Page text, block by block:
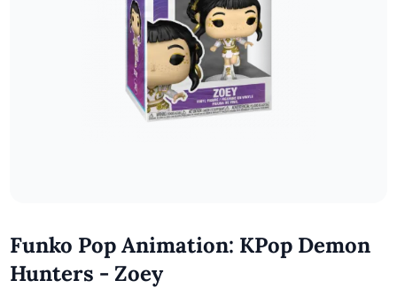
Funko Pop Animation: KPop Demon
Hunters - Zoey